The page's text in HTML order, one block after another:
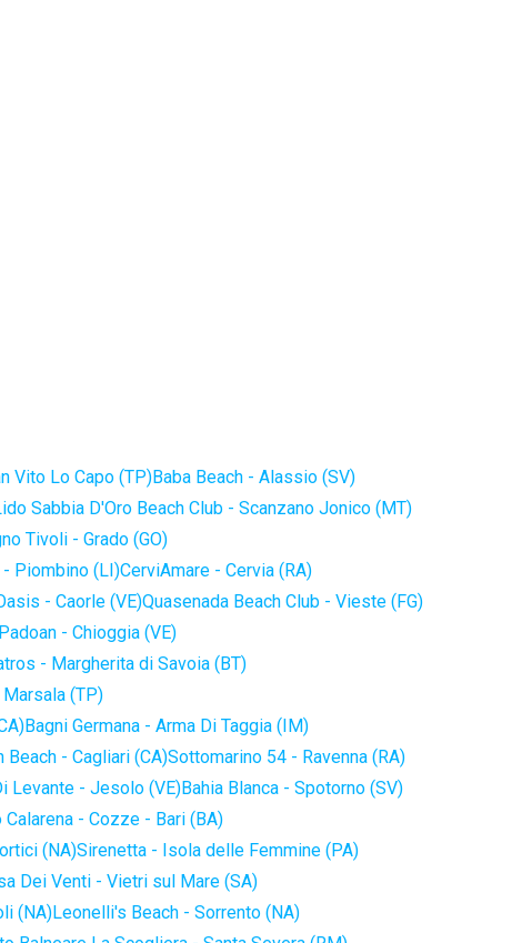
Vito Lo Capo (TP)Baba Beach - Alassio (SV)
Sabbia D'Oro Beach Club - Scanzano Jonico (MT)
Tivoli - Grado (GO)
- Piombino (LI)CerviAmare - Cervia (RA)
- Caorle (VE)Quasenada Beach Club - Vieste (FG)
- Chioggia (VE)
- Margherita di Savoia (BT)
(TP)
Bagni Germana - Arma Di Taggia (IM)
Beach - Cagliari (CA)Sottomarino 54 - Ravenna (RA)
Levante - Jesolo (VE)Bahia Blanca - Spotorno (SV)
Calarena - Cozze - Bari (BA)
(NA)Sirenetta - Isola delle Femmine (PA)
Dei Venti - Vietri sul Mare (SA)
(NA)Leonelli's Beach - Sorrento (NA)